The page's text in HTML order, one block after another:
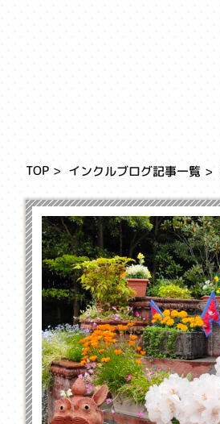
TOP インクルブログ記事一覧